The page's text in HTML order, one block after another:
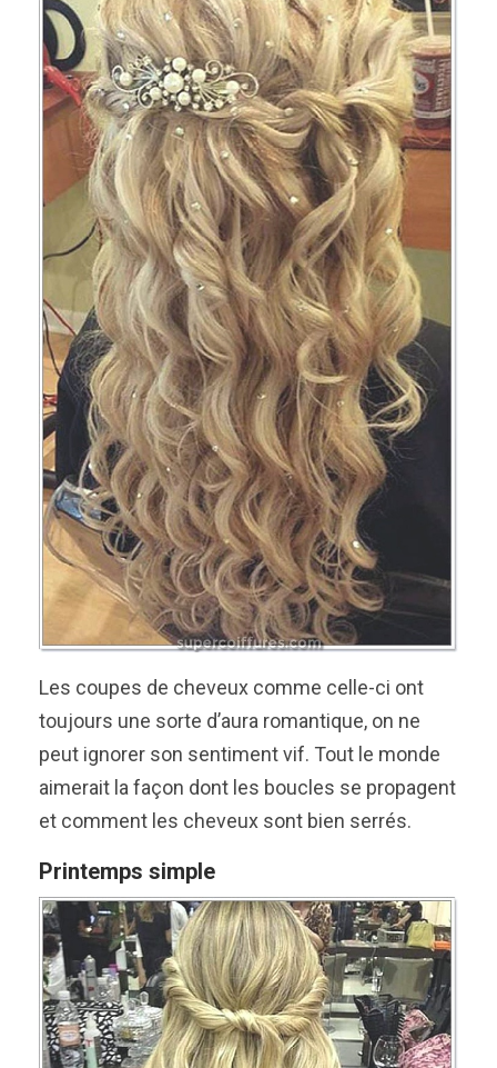
Les coupes de cheveux comme celle-ci ont
toujours une sorte d’aura romantique, on ne
peut ignorer son sentiment vif. Tout le monde
aimerait la façon dont les boucles se propagent
et comment les cheveux sont bien serrés.
Printemps simple